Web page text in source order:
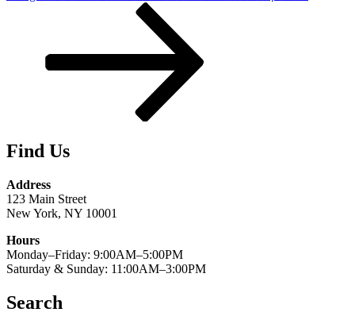
Find Us
Address
123 Main Street
New York, NY 10001
Hours
Monday–Friday: 9:00AM–5:00PM
Saturday & Sunday: 11:00AM–3:00PM
Search